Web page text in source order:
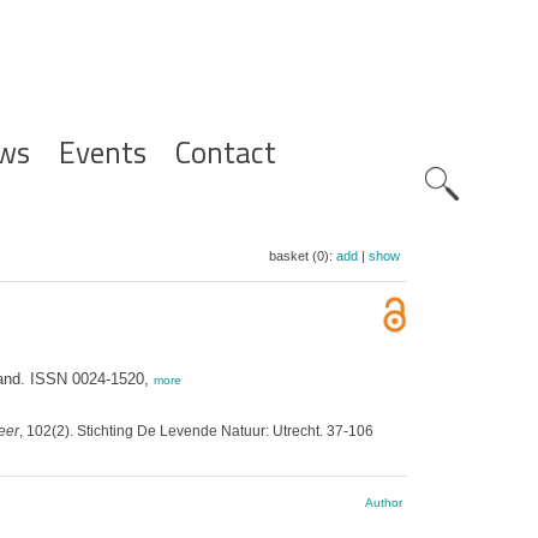
Events Contact
basket (0): add| show
ISSN 0024-1520, more
, 102(2). Stichting De Levende Natuur: Utrecht. 37-106
Author